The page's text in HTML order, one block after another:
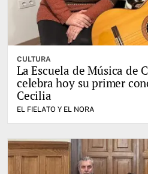
CULTURA
La Escuela de Música de
celebra hoy su primer
Cecilia
EL FIELATO Y EL NORA